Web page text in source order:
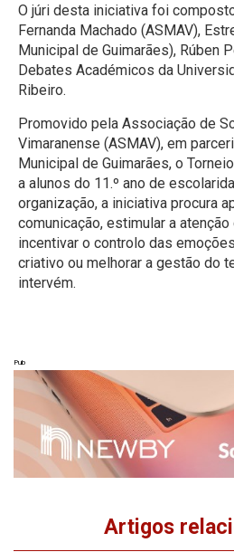
O júri desta iniciativa foi
Fernanda Machado (ASMAV),
Municipal de Guimarães), Rúben
Debates Académicos da
Ribeiro.
Promovido pela Associação de
Vimaranense (ASMAV), em
Municipal de Guimarães, o
a alunos do 11.º ano de
organização, a iniciativa procura
comunicação, estimular a
incentivar o controlo das
criativo ou melhorar a gestão do
intervém.
Pub
Artigos